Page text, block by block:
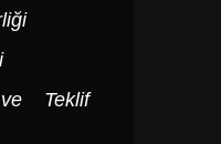
ve Teklif